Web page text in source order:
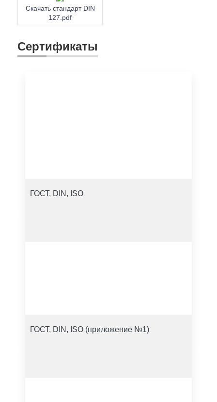
Скачать стандарт DIN
127.pdf
Сертификаты
ГОСТ, DIN, ISO
ГОСТ, DIN, ISO (приложение №1)